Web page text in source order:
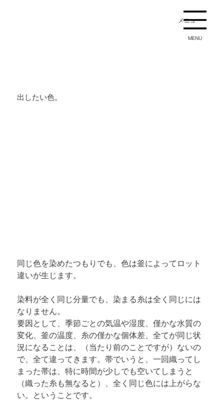
メニュー
MENU
出したい色。
同じ色を染めたつもりでも、色は釜によってロット
違いが生じます。
染料が全く同じ分量でも、染まる糸は全く同じには
なりません。
要因として、季節ごとの気温や湿度、僅かな水質の
変化、釜の温度、糸の僅かな個体差、全てが同じ状
況になることは、（当たり前のことですが）ないの
で、全て違ってきます。帯でいうと、一回織ってし
まった帯は、特に時間が少しでも空いてしまうと
（織った糸も無なると）、全く同じ色には上がらな
い。ということです。